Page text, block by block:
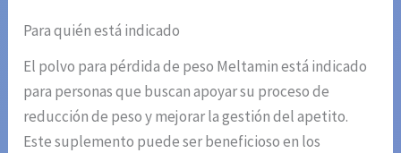
Para quién está indicado
El polvo para pérdida de peso Meltamin está indicado
para personas que buscan apoyar su proceso de
reducción de peso y mejorar la gestión del apetito.
Este suplemento puede ser beneficioso en los